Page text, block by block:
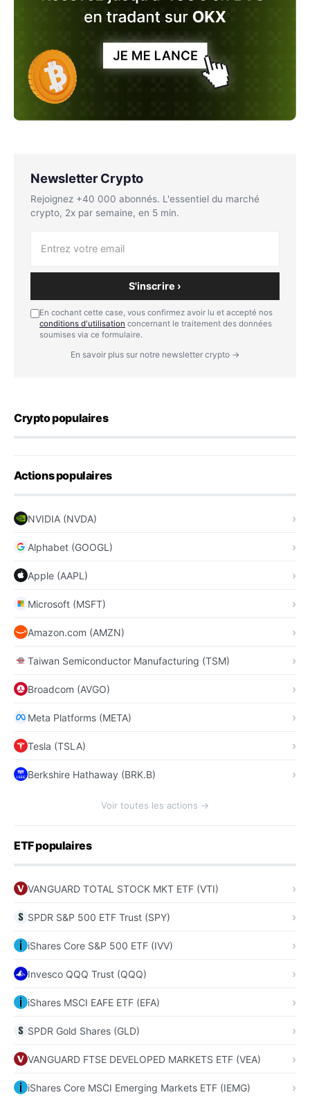
Newsletter Crypto
Rejoignez +40 000 abonnés. L'essentiel du marché
crypto, 2x par semaine, en 5 min.
S'inscrire ›
En cochant cette case, vous confirmez avoir lu et accepté nos
conditions d'utilisation concernant le traitement des données
soumises via ce formulaire.
En savoir plus sur notre newsletter crypto →
Crypto populaires
Actions populaires
NVIDIA (NVDA)
Alphabet (GOOGL)
Apple (AAPL)
Microsoft (MSFT)
Amazon.com (AMZN)
Taiwan Semiconductor Manufacturing (TSM)
Broadcom (AVGO)
Meta Platforms (META)
Tesla (TSLA)
Berkshire Hathaway (BRK.B)
Voir toutes les actions →
ETF populaires
VANGUARD TOTAL STOCK MKT ETF (VTI)
SPDR S&P 500 ETF Trust (SPY)
iShares Core S&P 500 ETF (IVV)
Invesco QQQ Trust (QQQ)
iShares MSCI EAFE ETF (EFA)
SPDR Gold Shares (GLD)
VANGUARD FTSE DEVELOPED MARKETS ETF (VEA)
iShares Core MSCI Emerging Markets ETF (IEMG)